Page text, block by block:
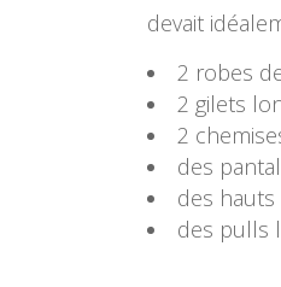
devait
2 robes
2 gilets
2
des
des
des pulls